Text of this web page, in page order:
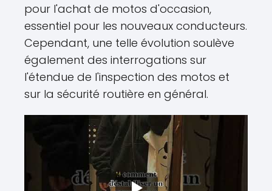
pour l'achat de motos d'occasion,
essentiel pour les nouveaux conducteurs.
Cependant, une telle évolution soulève
également des interrogations sur
l'étendue de l'inspection des motos et
sur la sécurité routière en général.